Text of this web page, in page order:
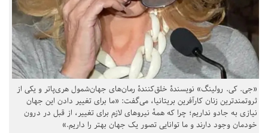
«جی. کی. رولینگ» نویسندهٔ خلق‌کنندهٔ رمان‌های جهان‌شمول هری‌پاتر و یکی از
ثروتمندترین زنان کارآفرین بریتانیا، می‌گفت: «ما برای تغییر دادن این جهان
نیازی به جادو نداریم؛ چرا که همهٔ نیروهای لازم برای تغییر، از قبل در درون
خودمان وجود دارند و ما توانایی تصور یک جهان بهتر را داریم.»